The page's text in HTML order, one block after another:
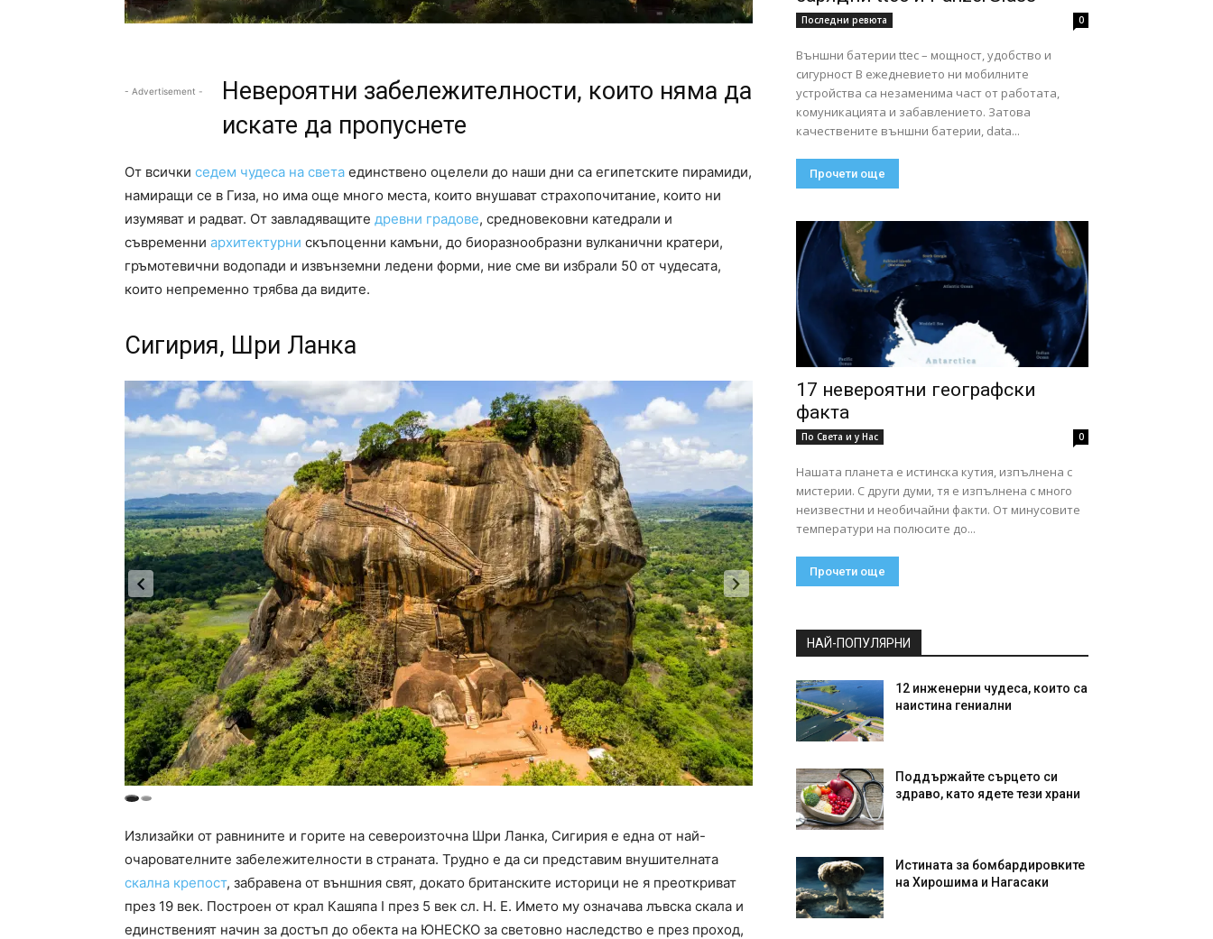
- Advertisement -
Невероятни забележителности, които няма да
искате да пропуснете
От всички седем чудеса на света единствено оцелели до наши дни са египетските пирамиди,
намиращи се в Гиза, но има още много места, които внушават страхопочитание, които ни
изумяват и радват. От завладяващите древни градове, средновековни катедрали и
съвременни архитектурни скъпоценни камъни, до биоразнообразни вулканични кратери,
гръмотевични водопади и извънземни ледени форми, ние сме ви избрали 50 от чудесата,
които непременно трябва да видите.
Сигирия, Шри Ланка
Излизайки от равнините и горите на североизточна Шри Ланка, Сигирия е една от най-
очарователните забележителности в страната. Трудно е да си представим внушителната
скална крепост, забравена от външния свят, докато британските историци не я преоткриват
през 19 век. Построен от крал Кашяпа I през 5 век сл. Н. Е. Името му означава лъвска скала и
единственият начин за достъп до обекта на ЮНЕСКО за световно наследство е през проход,
Последни ревюта 0
Външни батерии ttec – мощност, удобство и
сигурност В ежедневието ни мобилните
устройства са незаменима част от работата,
комуникацията и забавлението. Затова
качествените външни батерии, data...
Прочети още
17 невероятни географски
факта
По Света и у Нас 0
Нашата планета е истинска кутия, изпълнена с
мистерии. С други думи, тя е изпълнена с много
неизвестни и необичайни факти. От минусовите
температури на полюсите до...
Прочети още
НАЙ-ПОПУЛЯРНИ
12 инженерни чудеса, които са
наистина гениални
Поддържайте сърцето си
здраво, като ядете тези храни
Истината за бомбардировките
на Хирошима и Нагасаки